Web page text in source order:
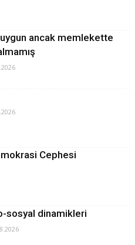
ancak memlekette
Cephesi
sosyal dinamikleri